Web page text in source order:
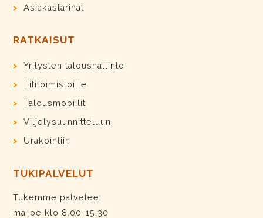
Asiakastarinat
RATKAISUT
Yritysten taloushallinto
Tilitoimistoille
Talousmobiilit
Viljelysuunnitteluun
Urakointiin
TUKIPALVELUT
Tukemme palvelee:
ma-pe klo 8.00-15.30